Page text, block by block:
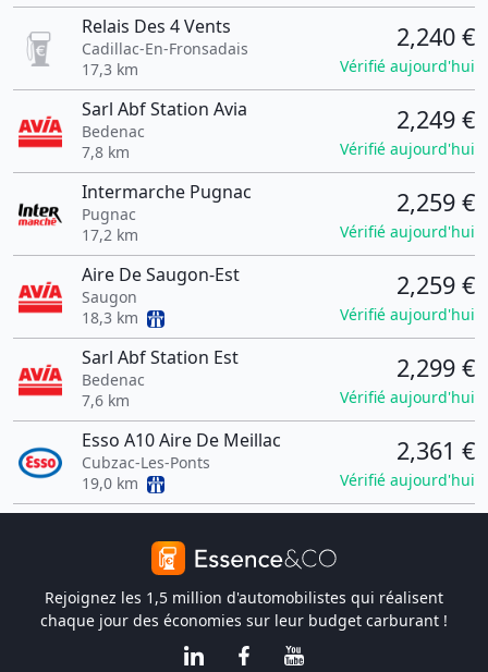
Relais Des 4 Vents
Cadillac-En-Fronsadais
17,3 km
2,240 €
Vérifié aujourd'hui
Sarl Abf Station Avia
Bedenac
7,8 km
2,249 €
Vérifié aujourd'hui
Intermarche Pugnac
Pugnac
17,2 km
2,259 €
Vérifié aujourd'hui
Aire De Saugon-Est
Saugon
18,3 km
2,259 €
Vérifié aujourd'hui
Sarl Abf Station Est
Bedenac
7,6 km
2,299 €
Vérifié aujourd'hui
Esso A10 Aire De Meillac
Cubzac-Les-Ponts
19,0 km
2,361 €
Vérifié aujourd'hui
Rejoignez les 1,5 million d'automobilistes qui réalisent
chaque jour des économies sur leur budget carburant !